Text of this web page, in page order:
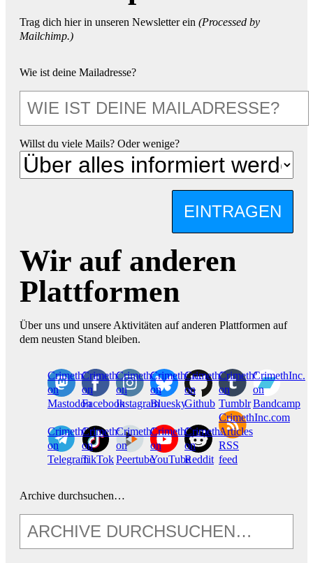
Trag dich hier in unseren Newsletter ein (Processed by
Mailchimp.)
Wie ist deine Mailadresse?
Willst du viele Mails? Oder wenige?
EINTRAGEN
Wir auf anderen
Plattformen
Über uns und unsere Aktivitäten auf anderen Plattformen auf
dem neusten Stand bleiben.
CrimethInc.
on
Mastodon
Crimethinc.
on
Facebook
Crimethinc.
on
Instagram
Crimethinc.
on
Bluesky
CrimethInc.
on
Github
CrimethInc.
on
Tumblr
CrimethInc.
on
Bandcamp
CrimethInc.
on
Telegram
Crimethinc.
on
TikTok
CrimethInc.
on
Peertube
CrimethInc.
on
YouTube
CrimethInc.
on
Reddit
CrimethInc.com
Articles
RSS
feed
Archive durchsuchen…